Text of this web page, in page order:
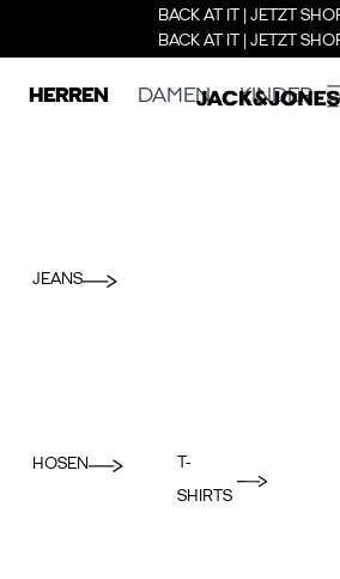
BACK AT IT | JETZT
BACK AT IT | JETZT
HERREN DAMEN KINDER
JEANS
HOSEN
T-
SHIRTS